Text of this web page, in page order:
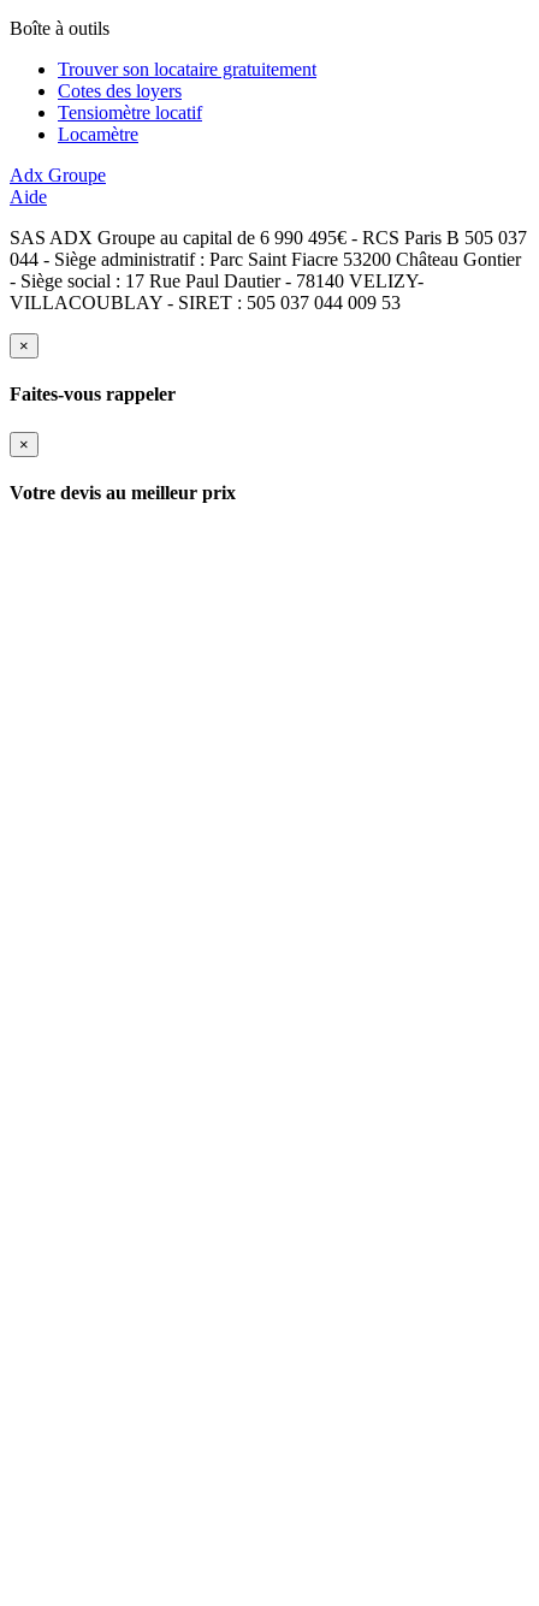
Boîte à outils
Trouver son locataire gratuitement
Cotes des loyers
Tensiomètre locatif
Locamètre
Adx Groupe
Aide
SAS ADX Groupe au capital de 6 990 495€ - RCS Paris B 505 037
044 - Siège administratif : Parc Saint Fiacre 53200 Château Gontier
- Siège social : 17 Rue Paul Dautier - 78140 VELIZY-
VILLACOUBLAY - SIRET : 505 037 044 009 53
×
Faites-vous rappeler
×
Votre devis au meilleur prix